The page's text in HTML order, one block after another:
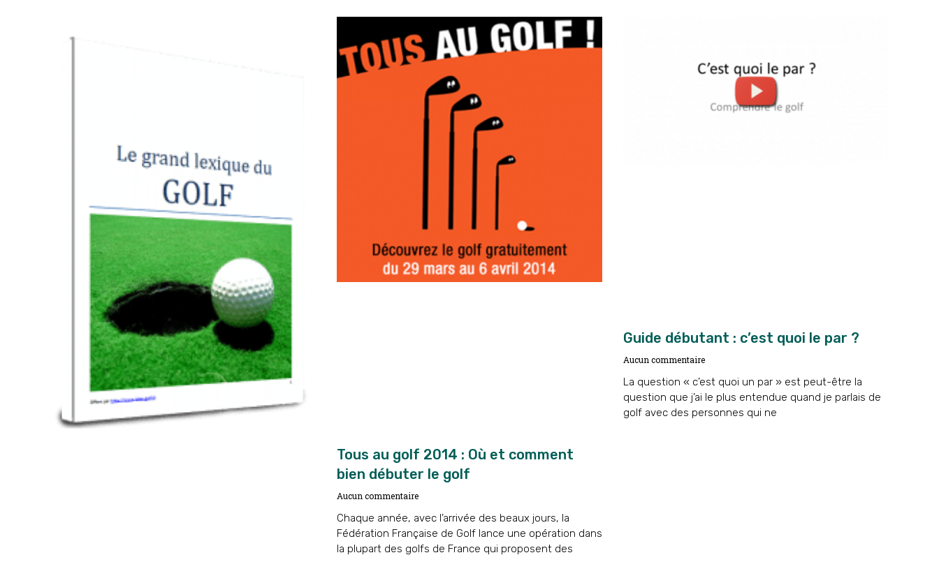
Tous au golf 2014 : Où et comment
bien débuter le golf
Aucun commentaire
Chaque année, avec l’arrivée des beaux jours, la
Fédération Française de Golf lance une opération dans
la plupart des golfs de France qui proposent des
Guide débutant : c’est quoi le par ?
Aucun commentaire
La question « c’est quoi un par » est peut-être la
question que j’ai le plus entendue quand je parlais de
golf avec des personnes qui ne